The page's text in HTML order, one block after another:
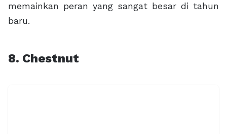
memainkan peran yang sangat besar di tahun
baru.
8. Chestnut